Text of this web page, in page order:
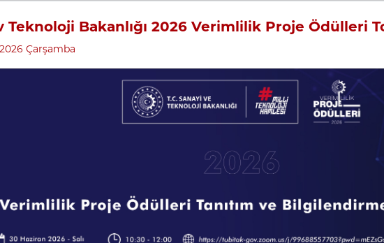
Teknoloji Bakanlığı 2026 Verimlilik Proje Ödülleri
Çarşamba